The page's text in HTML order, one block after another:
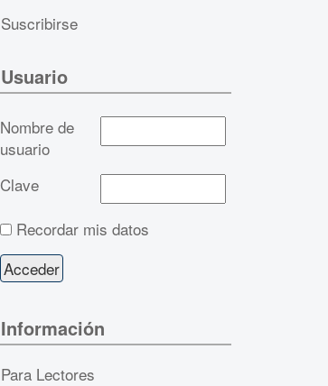
Suscribirse
Usuario
Nombre de
usuario
Clave
Recordar mis datos
Información
Para Lectores